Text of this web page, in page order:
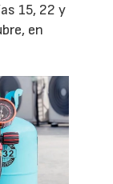
15, 22 y
en